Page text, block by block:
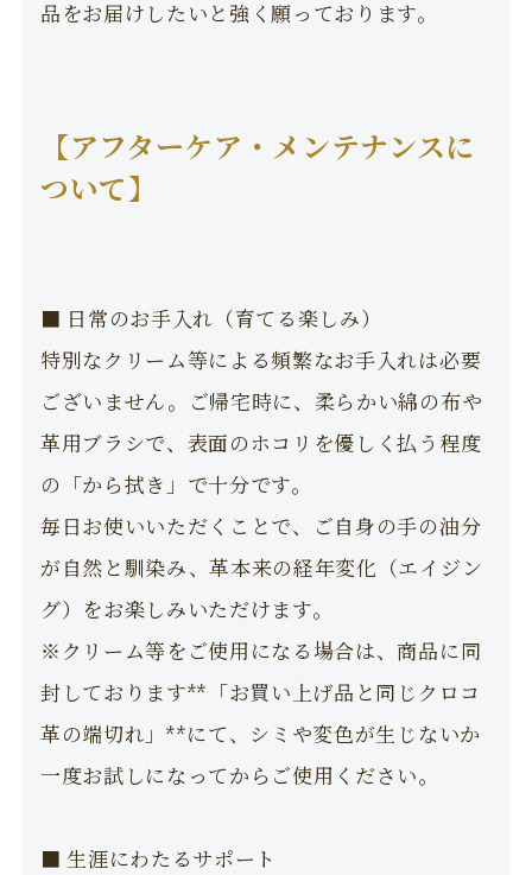
品をお届けしたいと強く願っております。
【アフターケア・メンテナンスに
ついて】
■ 日常のお手入れ（育てる楽しみ）
特別なクリーム等による頻繁なお手入れは必要
ございません。ご帰宅時に、柔らかい綿の布や
革用ブラシで、表面のホコリを優しく払う程度
の「から拭き」で十分です。
毎日お使いいただくことで、ご自身の手の油分
が自然と馴染み、革本来の経年変化（エイジン
グ）をお楽しみいただけます。
※クリーム等をご使用になる場合は、商品に同
封しております**「お買い上げ品と同じクロコ
革の端切れ」**にて、シミや変色が生じないか
一度お試しになってからご使用ください。
■ 生涯にわたるサポート